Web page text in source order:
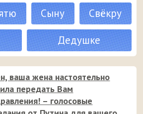
Сыну
Свёкру
Дедушке
ваша жена настоятельно
передать Вам
– голосовые